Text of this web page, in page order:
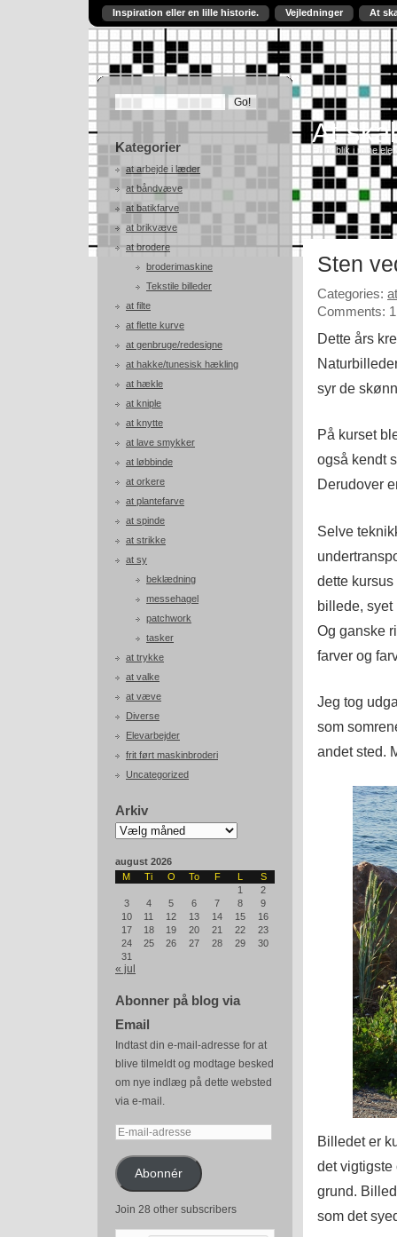
Inspiration eller en lille historie. Vejledninger At
Kategorier
at arbejde i læder
at båndvæve
at batikfarve
at brikvæve
at brodere
broderimaskine
Tekstile billeder
at filte
at flette kurve
at genbruge/redesigne
at hakke/tunesisk hækling
at hækle
at kniple
at knytte
at lave smykker
at løbbinde
at orkere
at plantefarve
at spinde
at strikke
at sy
beklædning
messehagel
patchwork
tasker
at trykke
at valke
at væve
Diverse
Elevarbejder
frit ført maskinbroderi
Uncategorized
Arkiv
Arkiv
august 2026
M
Ti O To F L
S
1
2
3
4 5 6 7 8
9
10
11 12 13 14 15
16
17
18 19 20 21 22
23
24
25 26 27 28 29
30
31
« jul
Abonner på blog via
Email
Indtast din e-mail-adresse for at
blive tilmeldt og modtage besked
om nye indlæg på dette websted
via e-mail.
E-
adresseAbonnér
Join 28 other subscribers
At
Et indblik i mine
Sten
Categories:
Comments: 1
Dette års
syr de
På kurset
også kendt
Derudover
Selve
dette
billede,
Og ganske
farver og
Jeg tog
som
andet sted.
Billedet er
det vigtigste
grund.
som det